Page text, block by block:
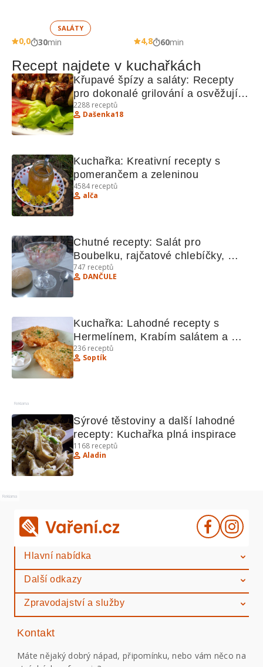
SALÁTY
0,0 30min 4,8 60min
Recept najdete v kuchařkách
Křupavé špízy a saláty: Recepty
pro dokonalé grilování a osvěžující
saláty
2288 receptů
Dašenka18
Kuchařka: Kreativní recepty s
pomerančem a zeleninou
4584receptů
alča
Chutné recepty: Salát pro
Boubelku, rajčatové chlebíčky,
perníčky, chlebový dort, Eskymo
řezy.
747 receptů
DANČULE
Kuchařka: Lahodné recepty s
Hermelínem, Krabím salátem a
dalšími pochoutkami
236 receptů
Soptík
Reklama
Sýrové těstoviny a další lahodné
recepty: Kuchařka plná inspirace
1168 receptů
Aladin
Reklama
Hlavní nabídka
Další odkazy
Zpravodajství a služby
Kontakt
Máte nějaký dobrý nápad, připomínku, nebo vám něco na